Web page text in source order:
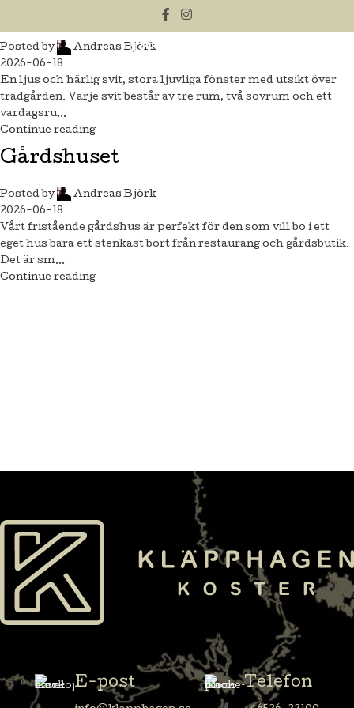
Svit Superior Garden
Posted by
Andreas Björk
2026-06-18
En ljus och härlig svit, stora ljuvliga fönster med utsikt över
trädgården. Varje svit består av tre rum, två sovrum och ett
vardagsru...
Continue reading
Gårdshuset
Posted by
Andreas Björk
2026-06-18
Vårt fristående gårdshus är perfekt för den som vill bo i ett
eget hus bara ett stenkast bort från restaurang och gårdsbutik.
Det är sm...
Continue reading
E-post Telefon